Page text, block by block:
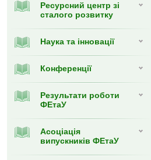
Ресурсний центр зі
сталого розвитку
Наука та інновації
Конференції
Результати роботи
ФЕтаУ
Асоціація
випускників ФЕтаУ